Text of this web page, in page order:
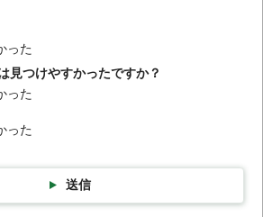
った
見つけやすかったですか？
った
った
送信